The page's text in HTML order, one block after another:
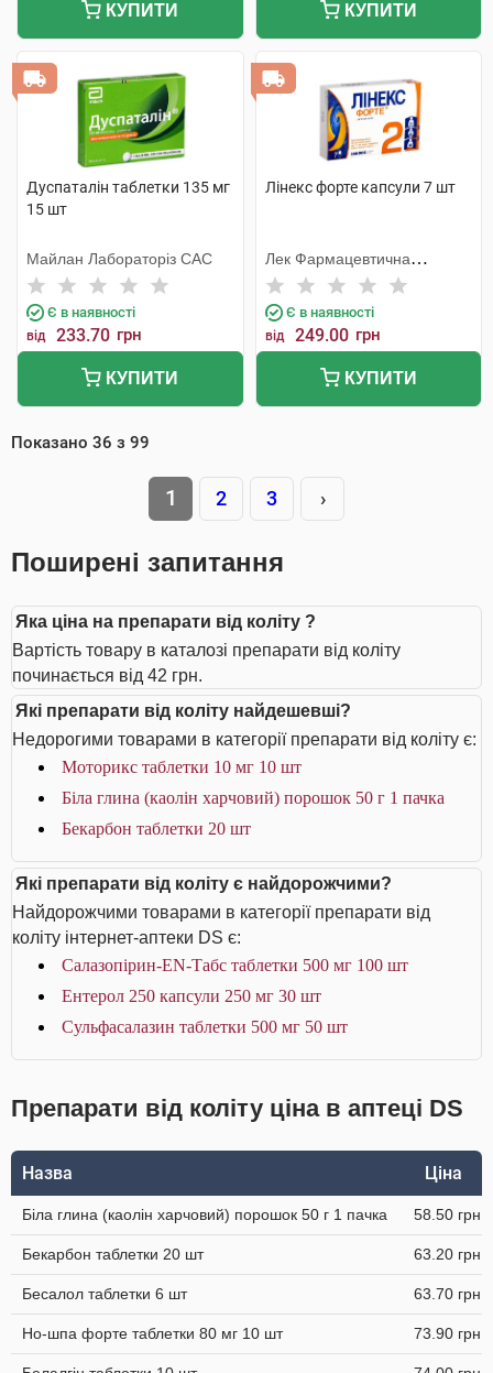
КУПИТИ КУПИТИ
Дуспаталін таблетки 135 мг
15 шт
Майлан Лабораторіз САС
Є в наявності
від 233.70 грн
КУПИТИ
Лінекс форте капсули 7 шт
Лек Фармацевтична
компанія
Є в наявності
від 249.00 грн
КУПИТИ
Показано 36 з 99
1 2 3 ›
Поширені запитання
Яка ціна на препарати від коліту ?
Вартість товару в каталозі препарати від коліту
починається від 42 грн.
Які препарати від коліту найдешевші?
Недорогими товарами в категорії препарати від коліту є:
Моторикс таблетки 10 мг 10 шт
Біла глина (каолін харчовий) порошок 50 г 1 пачка
Бекарбон таблетки 20 шт
Які препарати від коліту є найдорожчими?
Найдорожчими товарами в категорії препарати від
коліту інтернет-аптеки DS є:
Салазопірин-EN-Табс таблетки 500 мг 100 шт
Ентерол 250 капсули 250 мг 30 шт
Сульфасалазин таблетки 500 мг 50 шт
Препарати від коліту ціна в аптеці DS
Назва Ціна
Біла глина (каолін харчовий) порошок 50 г 1 пачка 58.50 грн
Бекарбон таблетки 20 шт 63.20 грн
Бесалол таблетки 6 шт 63.70 грн
Но-шпа форте таблетки 80 мг 10 шт 73.90 грн